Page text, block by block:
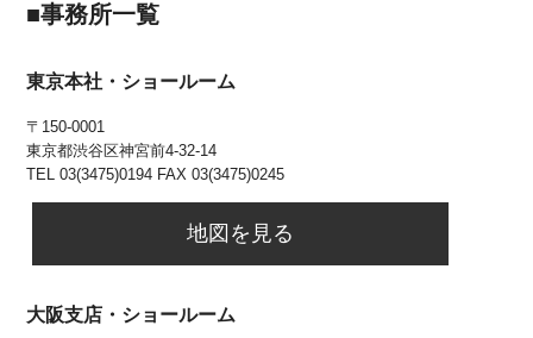
■事務所一覧
東京本社・ショールーム
〒150-0001
東京都渋谷区神宮前4-32-14
TEL 03(3475)0194 FAX 03(3475)0245
地図を見る
大阪支店・ショールーム